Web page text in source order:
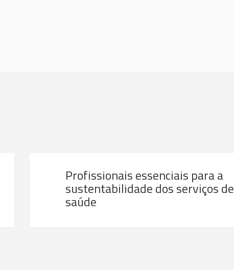
Profissionais essenciais para a
sustentabilidade dos serviços de
saúde